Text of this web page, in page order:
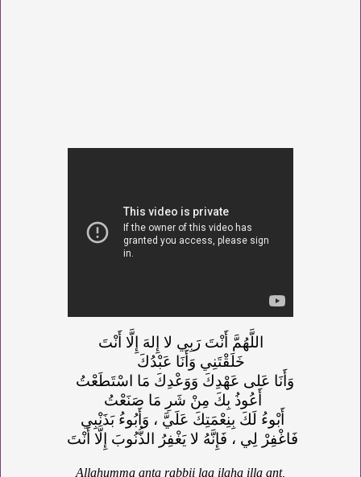
اللَّهُمَّ أَنْتَ رَبِي لا إِلهَ إِلَّا أَنْتَ
خَلَقْتَنِي وَأَنَا عَبْدُكَ
وَأَنَا عَلى عَهْدِكَ وَوَعْدِكَ مَا اسْتَطَعْتُ
أَعُوذُ بِكَ مِنْ شَرِ مَا صَنَعْتُ
أَبْوءُ لَكَ بِنِعْمَتِكَ عَلَيَّ ، وَأَبُوءُ بَذَنْبِي
فَاغْفِرْ لِي ، فَإِنَّهُ لا يَغْفِرُ الذُّنُوبَ إِلَّا أَنْتَ
Allahumma anta rabbii laa ilaha illa ant,